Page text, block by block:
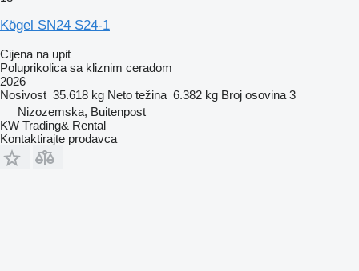
Kögel SN24 S24-1
Cijena na upit
Poluprikolica sa kliznim ceradom
2026
Nosivost 35.618 kg Neto težina 6.382 kg Broj osovina 3
Nizozemska, Buitenpost
KW Trading& Rental
Kontaktirajte prodavca